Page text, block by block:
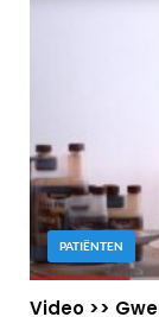
PATIËNTEN
Video >>